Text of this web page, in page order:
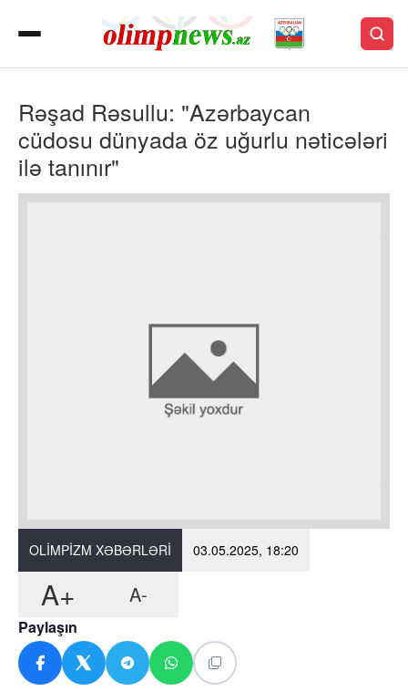
Rəşad Rəsullu: "Azərbaycan
cüdosu dünyada öz uğurlu nəticələri
ilə tanınır"
OLIMPIZM XƏBƏRLƏRI 03.05.2025, 18:20
A+ A-
Paylaşın